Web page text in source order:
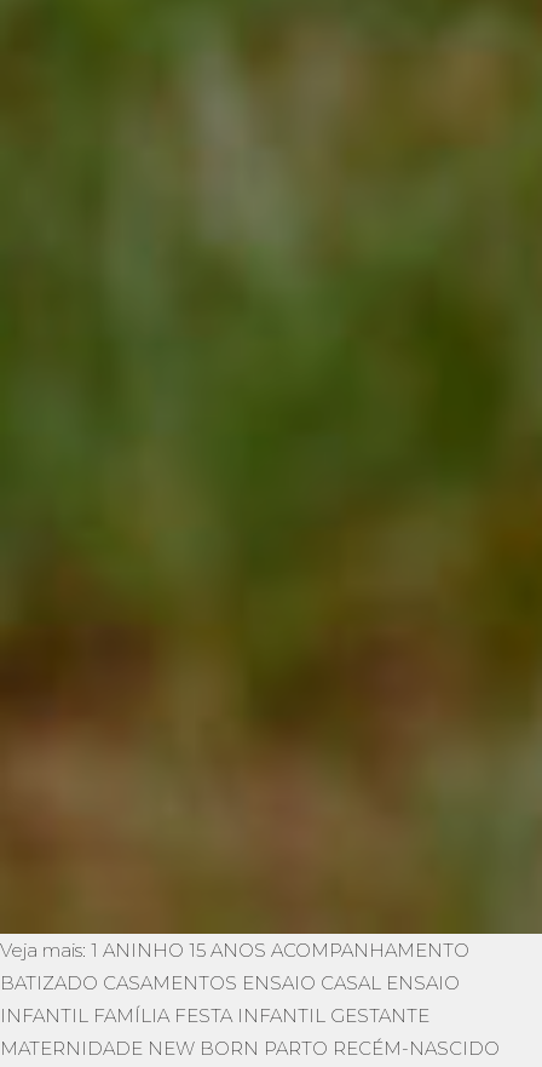
Veja mais: 1 ANINHO 15 ANOS ACOMPANHAMENTO
BATIZADO CASAMENTOS ENSAIO CASAL ENSAIO
INFANTIL FAMÍLIA FESTA INFANTIL GESTANTE
MATERNIDADE NEW BORN PARTO RECÉM-NASCIDO